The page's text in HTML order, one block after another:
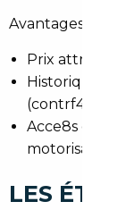
Avantages :
Prix attractifs
Historique de
(contrf4les
Acce8s e0
motorisations
LES